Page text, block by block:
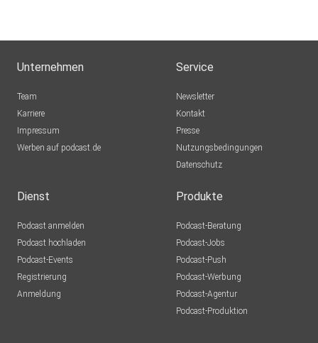
Unternehmen
Team
Karriere
Impressum
Werben auf podcast.de
Service
Newsletter
Kontakt
Presse
Nutzungsbedingungen
Datenschutz
Dienst
Podcast anmelden
Podcast hochladen
Podcast-Events
Registrierung
Anmeldung
Produkte
Podcast-Beratung
Podcast-Jobs
Podcast-Push
Podcast-Werbung
Podcast-Agentur
Podcast-Produktion